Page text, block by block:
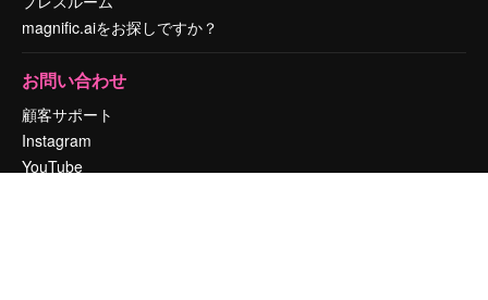
magnific.aiをお探しですか？
お問い合わせ
顧客サポート
Instagram
YouTube